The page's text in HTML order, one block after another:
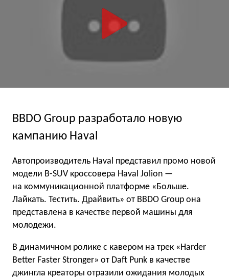
BBDO Group разработало новую
кампанию Haval
Автопроизводитель Haval представил промо новой
модели B-SUV кроссовера Haval Jolion —
на коммуникационной платформе «Больше.
Лайкать. Тестить. Драйвить» от BBDO Group она
представлена в качестве первой машины для
молодежи.
В динамичном ролике с кавером на трек «Harder
Better Faster Stronger» от Daft Punk в качестве
джингла креаторы отразили ожидания молодых